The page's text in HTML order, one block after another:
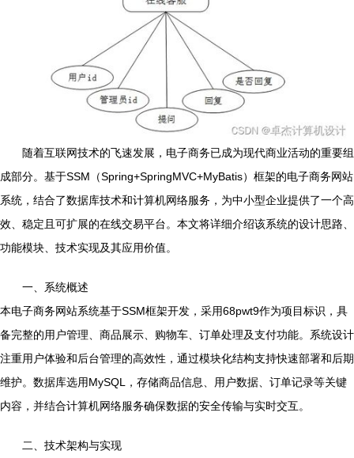
随着互联网技术的飞速发展，电子商务已成为现代商业活动的重要组
成部分。基于SSM（Spring+SpringMVC+MyBatis）框架的电子商务网站
系统，结合了数据库技术和计算机网络服务，为中小型企业提供了一个高
效、稳定且可扩展的在线交易平台。本文将详细介绍该系统的设计思路、
功能模块、技术实现及其应用价值。
一、系统概述
本电子商务网站系统基于SSM框架开发，采用68pwt9作为项目标识，具
备完整的用户管理、商品展示、购物车、订单处理及支付功能。系统设计
注重用户体验和后台管理的高效性，通过模块化结构支持快速部署和后期
维护。数据库选用MySQL，存储商品信息、用户数据、订单记录等关键
内容，并结合计算机网络服务确保数据的安全传输与实时交互。
二、技术架构与实现